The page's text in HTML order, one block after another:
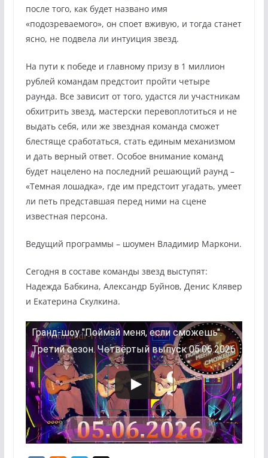
после того, как будет названо имя
«подозреваемого», он споет вживую, и тогда станет
ясно, не подвела ли интуиция звезд.
На пути к победе и главному призу в 1 миллион
рублей командам предстоит пройти четыре
раунда. Все зависит от того, удастся ли участникам
обхитрить звезд, мастерски перевоплотиться и не
выдать себя, или же звездная команда сможет
блестяще сработаться, стать единым механизмом
и дать верный ответ. Особое внимание команд
будет нацелено на последний решающий раунд –
«Темная лошадка», где им предстоит угадать, умеет
ли петь представшая перед ними на сцене
известная персона.
Ведущий программы – шоумен Владимир Маркони.
Сегодня в составе команды звезд выступят:
Надежда Бабкина, Александр Буйнов, Денис Клявер
и Екатерина Скулкина.
Гранд-шоу "Поймай меня, если сможешь".
Третий сезон. Четвёртый выпуск 05.06.2026